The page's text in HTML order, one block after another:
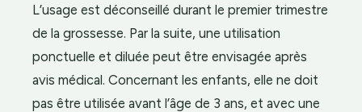
L’usage est déconseillé durant le premier trimestre
de la grossesse. Par la suite, une utilisation
ponctuelle et diluée peut être envisagée après
avis médical. Concernant les enfants, elle ne doit
pas être utilisée avant l’âge de 3 ans, et avec une